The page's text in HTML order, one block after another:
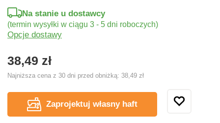
38,49 zł
Najniższa cena z 30 dni przed obniżką: 38,49 zł
Na stanie u dostawcy
(termin wysyłki w ciągu 3 - 5 dni roboczych)
Opcje dostawy
Zaprojektuj własny haft